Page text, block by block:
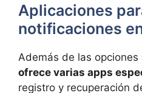
Aplicaciones
notificaciones
Además de las opciones
ofrece varias apps
registro y recuperación